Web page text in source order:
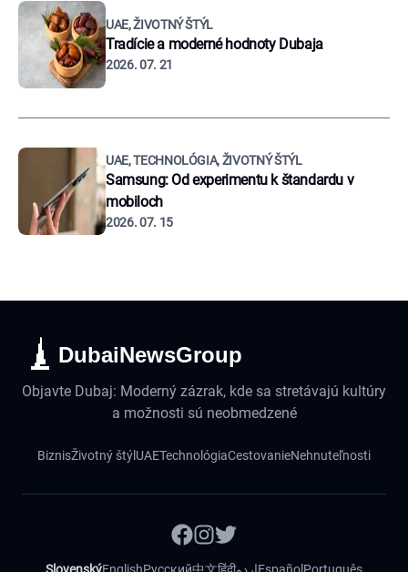
UAE, ŽIVOTNÝ ŠTÝL
Tradície a moderné hodnoty Dubaja
2026. 07. 21
UAE, TECHNOLÓGIA, ŽIVOTNÝ ŠTÝL
Samsung: Od experimentu k štandardu v
mobiloch
2026. 07. 15
DubaiNewsGroup
Objavte Dubaj: Moderný zázrak, kde sa stretávajú kultúry
a možnosti sú neobmedzené
BiznisŽivotný štýl UAETechnológiaCestovanieNehnuteľnosti